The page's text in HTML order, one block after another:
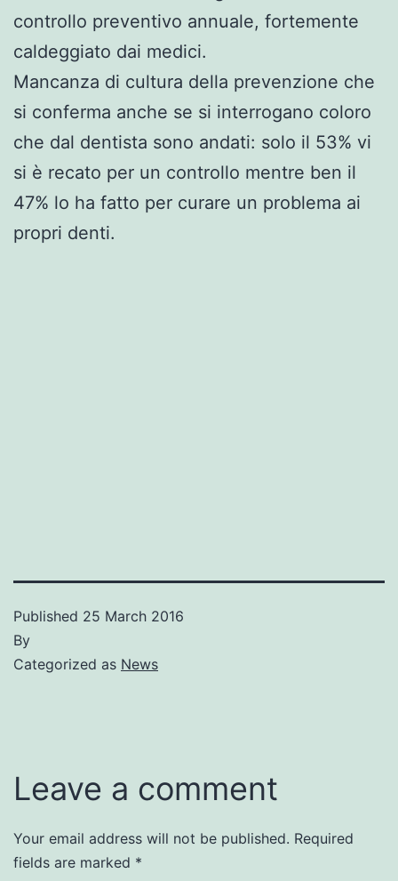
controllo preventivo annuale, fortemente
caldeggiato dai medici.
Mancanza di cultura della prevenzione che
si conferma anche se si interrogano coloro
che dal dentista sono andati: solo il 53% vi
si è recato per un controllo mentre ben il
47% lo ha fatto per curare un problema ai
propri denti.
Published 25 March 2016
By
Categorized as News
Leave a comment
Your email address will not be published. Required
fields are marked *